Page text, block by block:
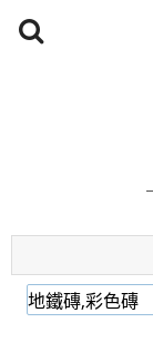
捷運： 中和
原Line已
開車：中山路